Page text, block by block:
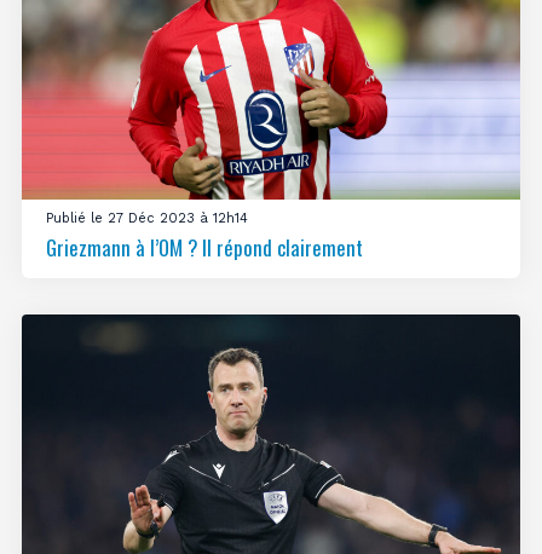
Publié le 27 Déc 2023 à 12h14
Griezmann à l’OM ? Il répond clairement